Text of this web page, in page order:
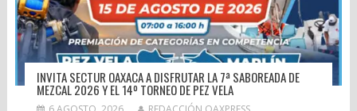
INVITA SECTUR OAXACA A DISFRUTAR LA 7ª SABOREADA DE
MEZCAL 2026 Y EL 14º TORNEO DE PEZ VELA